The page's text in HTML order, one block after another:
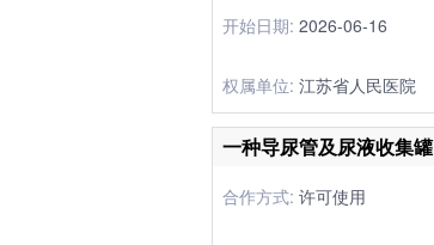
开始日期: 2026-06-16
权属单位: 江苏省人民医院
一种导尿管及尿液收集罐
合作方式: 许可使用